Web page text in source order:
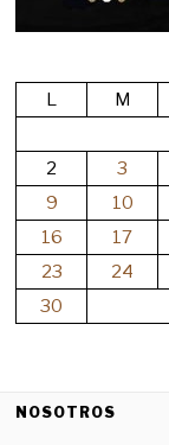
L
M
2
3
9
10
16
17
23
24
30
NOSOTROS